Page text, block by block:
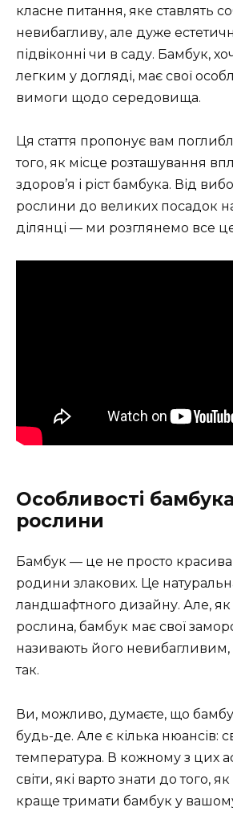
класне питання, яке ставлять
невибагливу, але дуже
підвіконні чи в саду. Бамбук,
легким у догляді, має свої
вимоги щодо середовища.
Ця стаття пропонує вам
того, як місце розташування
здоров’я і ріст бамбука. Від
рослини до великих посадок
ділянці — ми розглянемо все
Особливості
рослини
Бамбук — це не просто красива
родини злакових. Це
ландшафтного дизайну. Але, як
рослина, бамбук має свої
називають його невибагливим,
так.
Ви, можливо, думаєте, що
будь-де. Але є кілька нюансів:
температура. В кожному з цих
світи, які варто знати до того,
краще тримати бамбук у